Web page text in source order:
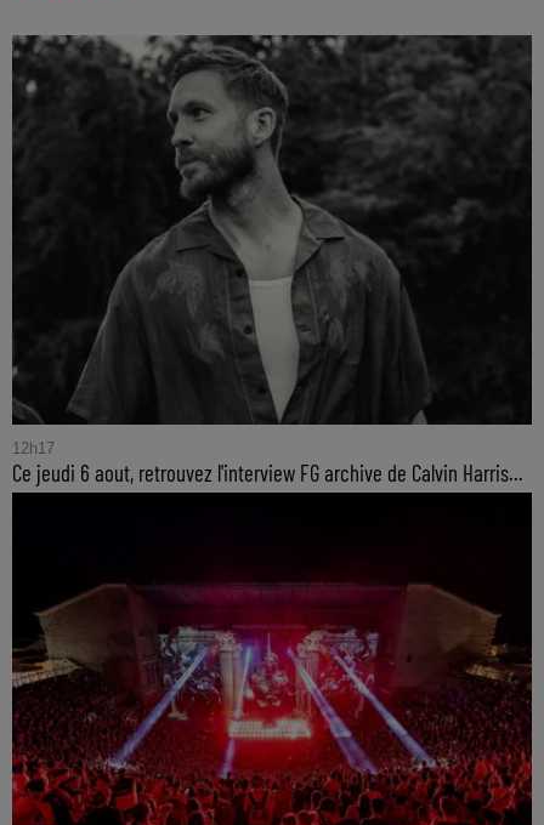
12h17
Ce jeudi 6 aout, retrouvez l'interview FG archive de Calvin Harris...